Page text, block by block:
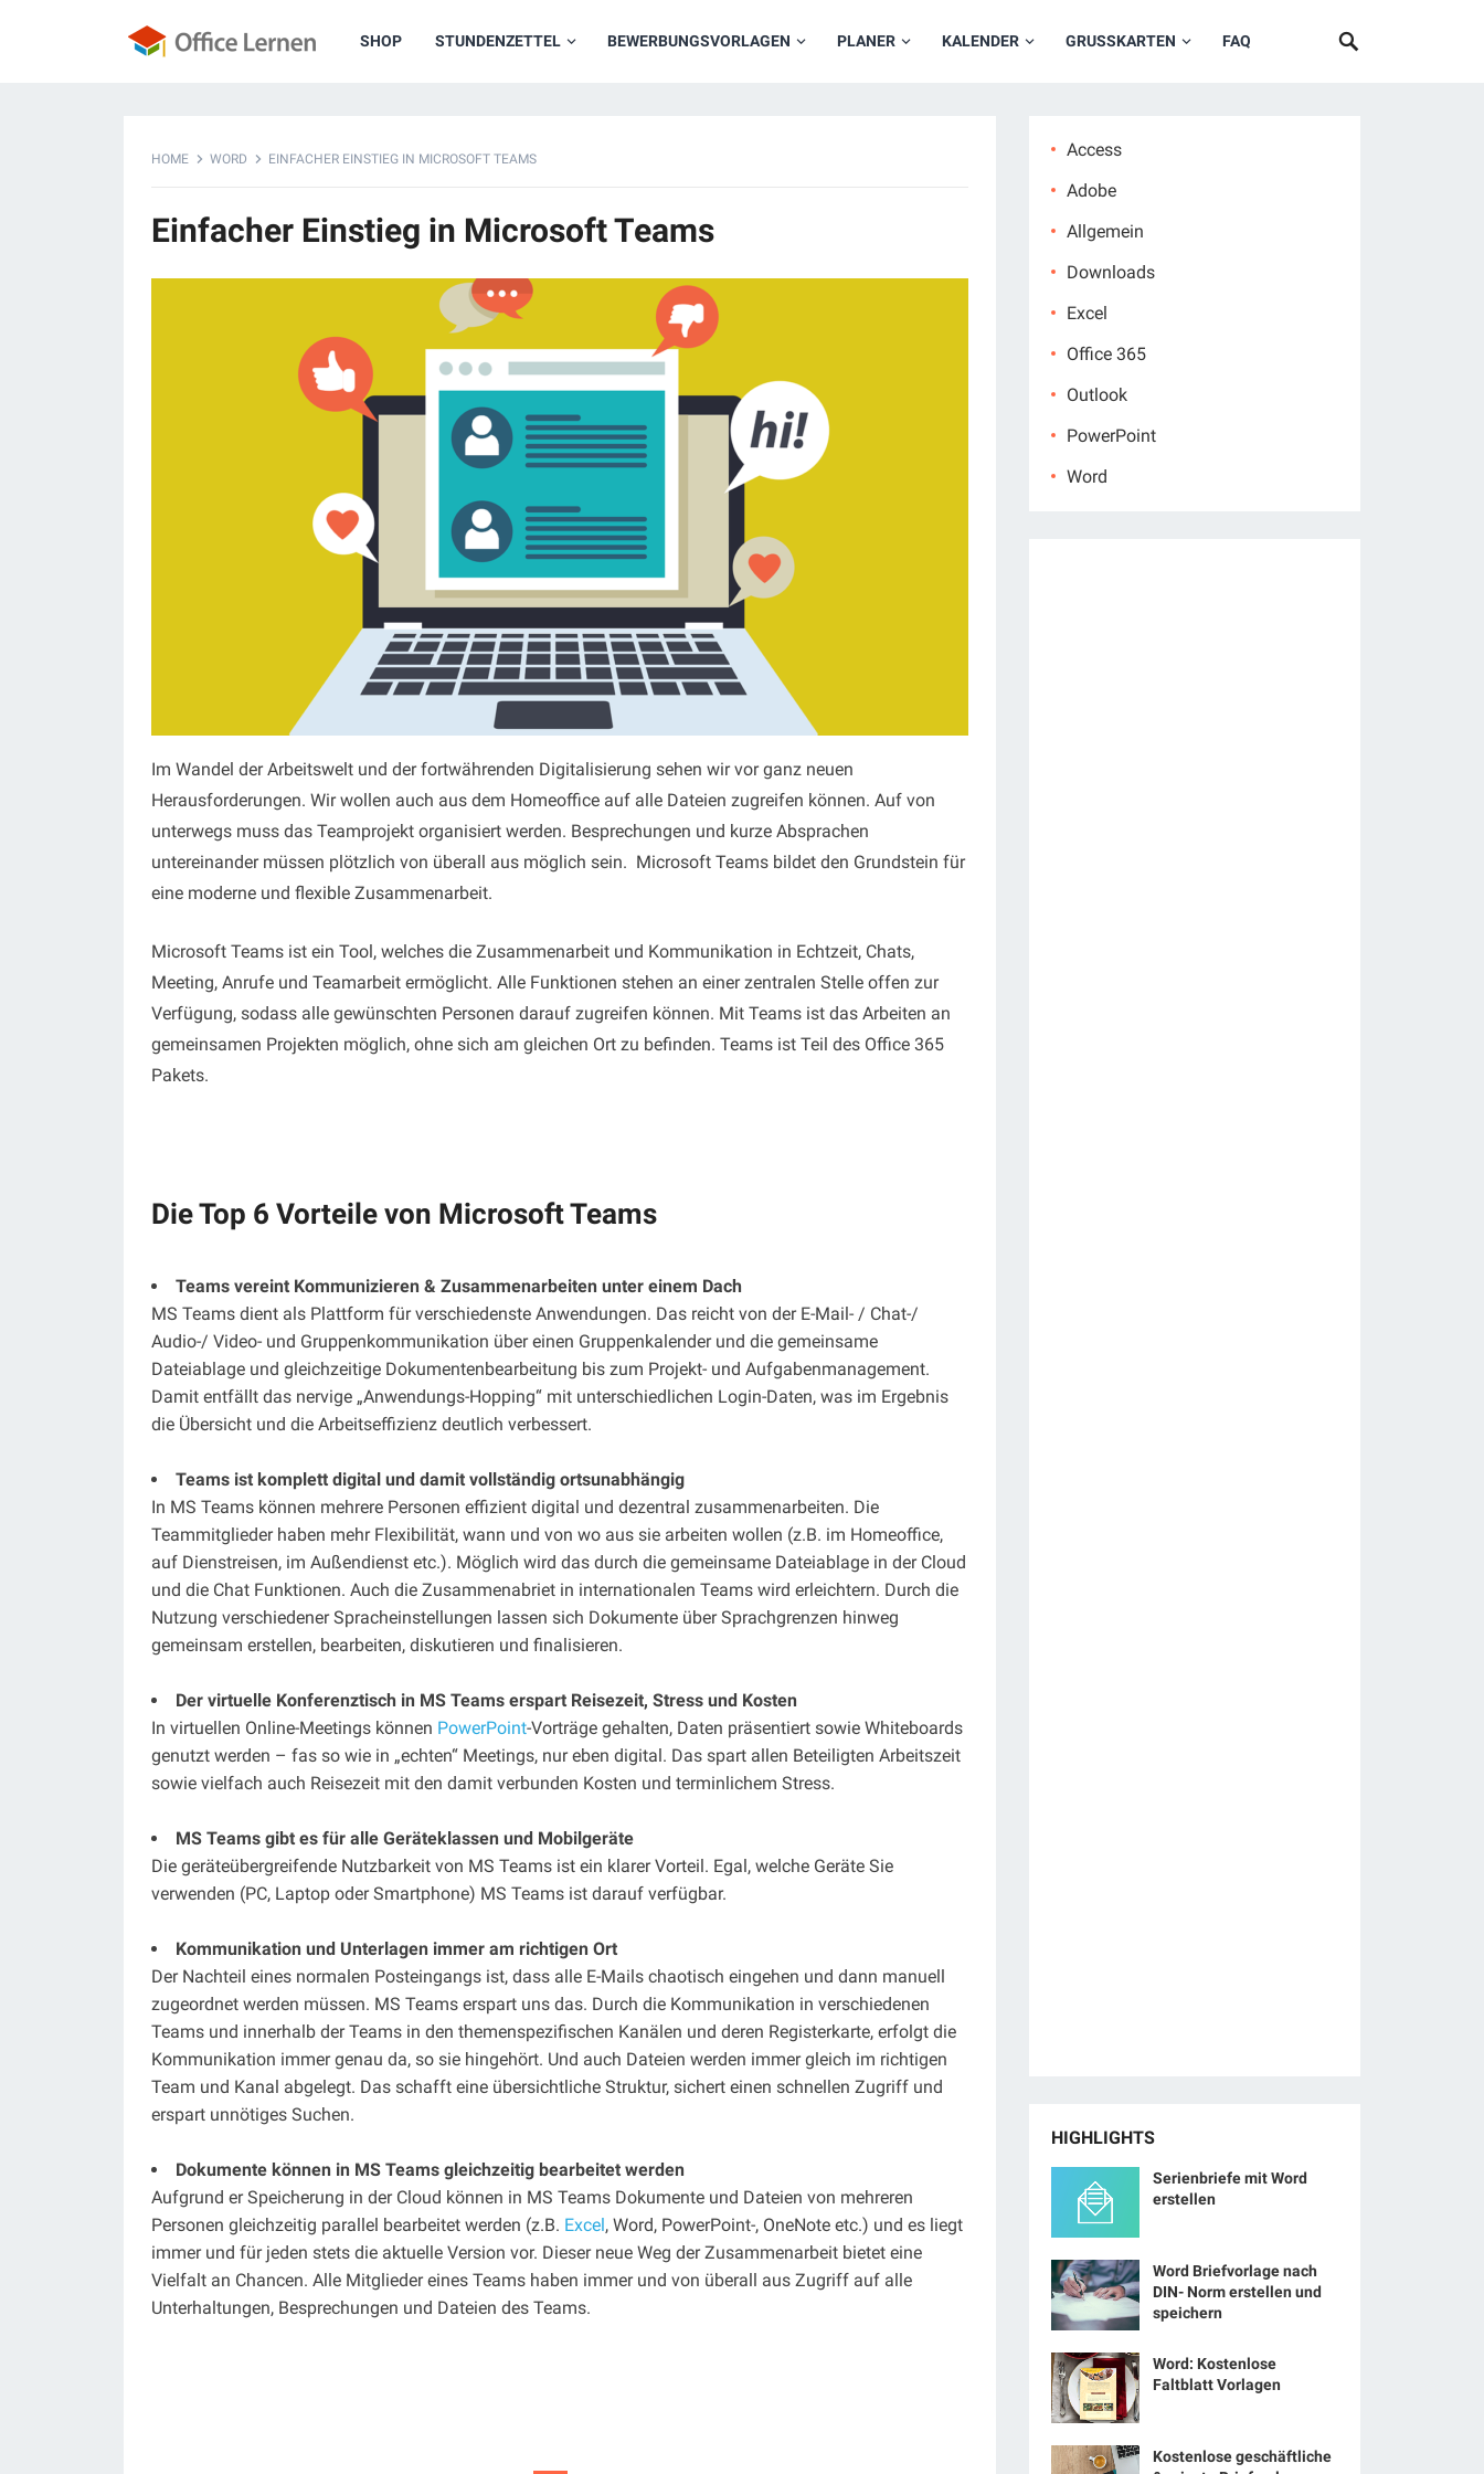
SHOP STUNDENZETTEL BEWERBUNGSVORLAGEN PLANER KALENDER GRUSSKARTEN FAQ
HOME WORD EINFACHER EINSTIEG IN MICROSOFT TEAMS
Einfacher Einstieg in Microsoft Teams
Im Wandel der Arbeitswelt und der fortwährenden Digitalisierung sehen wir vor ganz neuen
Herausforderungen. Wir wollen auch aus dem Homeoffice auf alle Dateien zugreifen können. Auf von
unterwegs muss das Teamprojekt organisiert werden. Besprechungen und kurze Absprachen
untereinander müssen plötzlich von überall aus möglich sein. Microsoft Teams bildet den Grundstein für
eine moderne und flexible Zusammenarbeit.
Microsoft Teams ist ein Tool, welches die Zusammenarbeit und Kommunikation in Echtzeit, Chats,
Meeting, Anrufe und Teamarbeit ermöglicht. Alle Funktionen stehen an einer zentralen Stelle offen zur
Verfügung, sodass alle gewünschten Personen darauf zugreifen können. Mit Teams ist das Arbeiten an
gemeinsamen Projekten möglich, ohne sich am gleichen Ort zu befinden. Teams ist Teil des Office 365
Pakets.
Die Top 6 Vorteile von Microsoft Teams
Teams vereint Kommunizieren & Zusammenarbeiten unter einem Dach
MS Teams dient als Plattform für verschiedenste Anwendungen. Das reicht von der E-Mail- / Chat-/
Audio-/ Video- und Gruppenkommunikation über einen Gruppenkalender und die gemeinsame
Dateiablage und gleichzeitige Dokumentenbearbeitung bis zum Projekt- und Aufgabenmanagement.
Damit entfällt das nervige „Anwendungs-Hopping“ mit unterschiedlichen Login-Daten, was im Ergebnis
die Übersicht und die Arbeitseffizienz deutlich verbessert.
Teams ist komplett digital und damit vollständig ortsunabhängig
In MS Teams können mehrere Personen effizient digital und dezentral zusammenarbeiten. Die
Teammitglieder haben mehr Flexibilität, wann und von wo aus sie arbeiten wollen (z.B. im Homeoffice,
auf Dienstreisen, im Außendienst etc.). Möglich wird das durch die gemeinsame Dateiablage in der Cloud
und die Chat Funktionen. Auch die Zusammenabriet in internationalen Teams wird erleichtern. Durch die
Nutzung verschiedener Spracheinstellungen lassen sich Dokumente über Sprachgrenzen hinweg
gemeinsam erstellen, bearbeiten, diskutieren und finalisieren.
Der virtuelle Konferenztisch in MS Teams erspart Reisezeit, Stress und Kosten
In virtuellen Online-Meetings können PowerPoint-Vorträge gehalten, Daten präsentiert sowie Whiteboards
genutzt werden – fas so wie in „echten“ Meetings, nur eben digital. Das spart allen Beteiligten Arbeitszeit
sowie vielfach auch Reisezeit mit den damit verbunden Kosten und terminlichem Stress.
MS Teams gibt es für alle Geräteklassen und Mobilgeräte
Die geräteübergreifende Nutzbarkeit von MS Teams ist ein klarer Vorteil. Egal, welche Geräte Sie
verwenden (PC, Laptop oder Smartphone) MS Teams ist darauf verfügbar.
Kommunikation und Unterlagen immer am richtigen Ort
Der Nachteil eines normalen Posteingangs ist, dass alle E-Mails chaotisch eingehen und dann manuell
zugeordnet werden müssen. MS Teams erspart uns das. Durch die Kommunikation in verschiedenen
Teams und innerhalb der Teams in den themenspezifischen Kanälen und deren Registerkarte, erfolgt die
Kommunikation immer genau da, so sie hingehört. Und auch Dateien werden immer gleich im richtigen
Team und Kanal abgelegt. Das schafft eine übersichtliche Struktur, sichert einen schnellen Zugriff und
erspart unnötiges Suchen.
Dokumente können in MS Teams gleichzeitig bearbeitet werden
Aufgrund er Speicherung in der Cloud können in MS Teams Dokumente und Dateien von mehreren
Personen gleichzeitig parallel bearbeitet werden (z.B. Excel, Word, PowerPoint-, OneNote etc.) und es liegt
immer und für jeden stets die aktuelle Version vor. Dieser neue Weg der Zusammenarbeit bietet eine
Vielfalt an Chancen. Alle Mitglieder eines Teams haben immer und von überall aus Zugriff auf alle
Unterhaltungen, Besprechungen und Dateien des Teams.
Access
Adobe
Allgemein
Downloads
Excel
Office 365
Outlook
PowerPoint
Word
HIGHLIGHTS
Serienbriefe mit Word
erstellen
Word Briefvorlage nach
DIN- Norm erstellen und
speichern
Word: Kostenlose
Faltblatt Vorlagen
Kostenlose geschäftliche